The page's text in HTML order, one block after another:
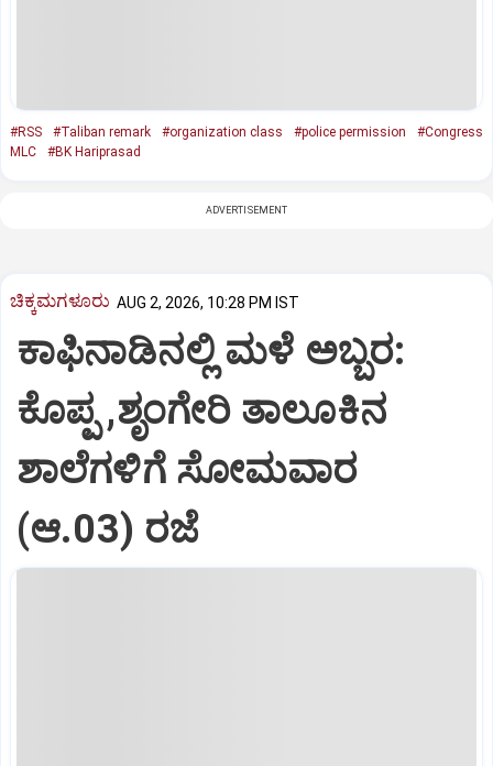
#RSS #Taliban remark #organization class #police permission
#Congress
MLC
#BK Hariprasad
ADVERTISEMENT
ಚಿಕ್ಕಮಗಳೂರು AUG 2, 2026, 10:28 PM IST
ಕಾಫಿನಾಡಿನಲ್ಲಿ ಮಳೆ ಅಬ್ಬರ:
ಕೊಪ್ಪ ,ಶೃಂಗೇರಿ ತಾಲೂಕಿನ
ಶಾಲೆಗಳಿಗೆ ಸೋಮವಾರ
(ಆ.03) ರಜೆ